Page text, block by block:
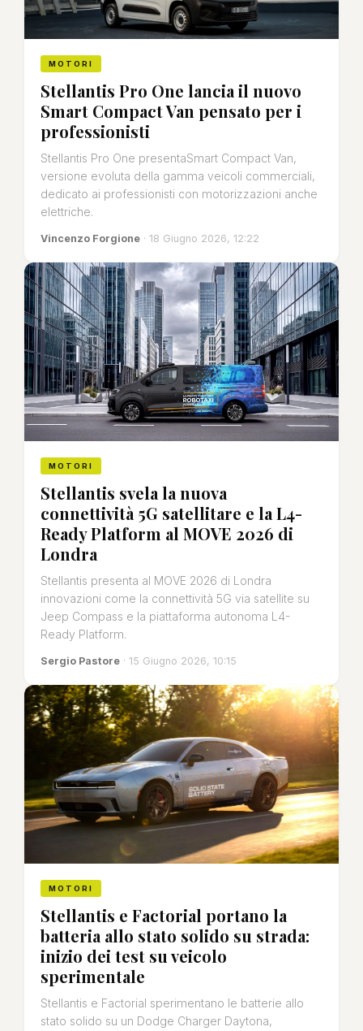
MOTORI
Stellantis Pro One lancia il nuovo
Smart Compact Van pensato per i
professionisti
Stellantis Pro One presentaSmart Compact Van,
versione evoluta della gamma veicoli commerciali,
dedicato ai professionisti con motorizzazioni anche
elettriche.
Vincenzo Forgione · 18 Giugno 2026, 12:22
MOTORI
Stellantis svela la nuova
connettività 5G satellitare e la L4-
Ready Platform al MOVE 2026 di
Londra
Stellantis presenta al MOVE 2026 di Londra
innovazioni come la connettività 5G via satellite su
Jeep Compass e la piattaforma autonoma L4-
Ready Platform.
Sergio Pastore · 15 Giugno 2026, 10:15
MOTORI
Stellantis e Factorial portano la
batteria allo stato solido su strada:
inizio dei test su veicolo
sperimentale
Stellantis e Factorial sperimentano le batterie allo
stato solido su un Dodge Charger Daytona,